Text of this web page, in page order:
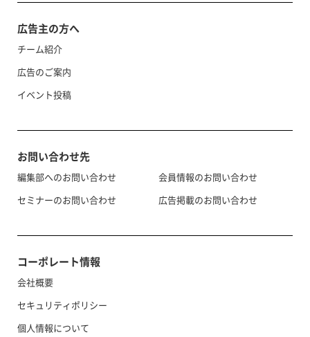
広告主の方へ
チーム紹介
広告のご案内
イベント投稿
お問い合わせ先
編集部へのお問い合わせ
セミナーのお問い合わせ
会員情報のお問い合わせ
広告掲載のお問い合わせ
コーポレート情報
会社概要
セキュリティポリシー
個人情報について